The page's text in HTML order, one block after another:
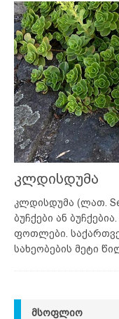
კლდისდუმა
კლდისდუმა (ლათ.
ბუჩქები ან
ფოთლები.
სახეობების მეტი
ᲛᲡᲝᲤᲚᲘᲝ